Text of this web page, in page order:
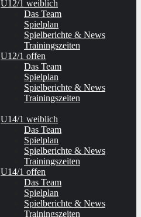
U12/1 weiblich
Das Team
Spielplan
Spielberichte & News
Trainingszeiten
U12/1 offen
Das Team
Spielplan
Spielberichte & News
Trainingszeiten
U14/1 weiblich
Das Team
Spielplan
Spielberichte & News
Trainingszeiten
U14/1 offen
Das Team
Spielplan
Spielberichte & News
Trainingszeiten